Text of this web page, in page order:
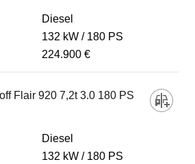
Diesel
132 kW
180 PS
224.900 €
Flair 920 7,2t 3.0 180 PS
Diesel
132 kW
180 PS